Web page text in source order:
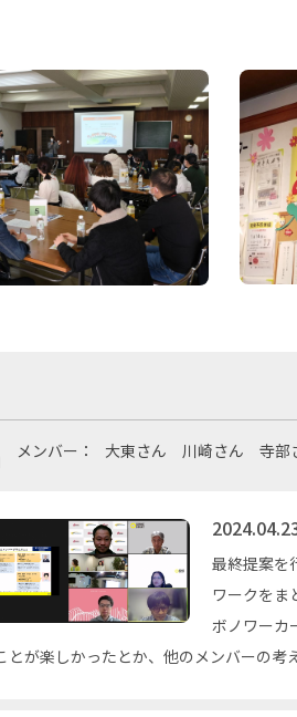
メンバー： 大東さん 川崎さん 寺部
最終提案を
ワークをま
ボノワーカ
とが楽しかったとか、他のメンバーの考